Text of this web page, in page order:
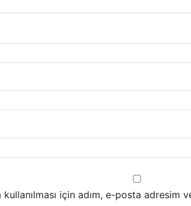
için adım, e-posta adresim